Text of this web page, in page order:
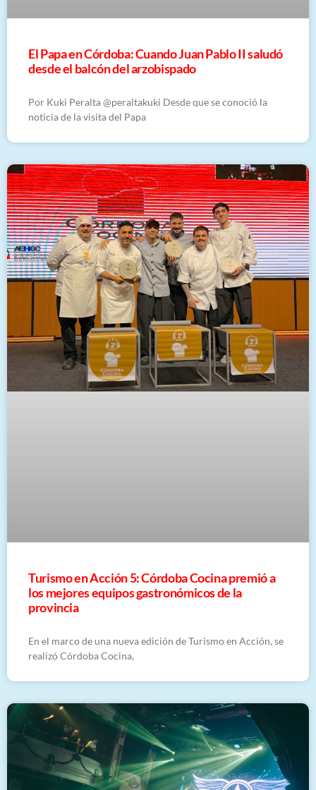
El Papa en Córdoba: Cuando Juan Pablo II saludó
desde el balcón del arzobispado
Por Kuki Peralta @peraltakuki Desde que se conoció la
noticia de la visita del Papa
Turismo en Acción 5: Córdoba Cocina premió a
los mejores equipos gastronómicos de la
provincia
En el marco de una nueva edición de Turismo en Acción, se
realizó Córdoba Cocina,